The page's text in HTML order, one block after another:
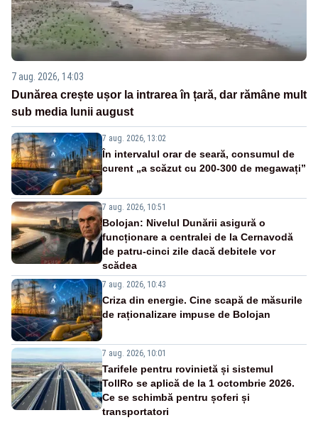
7 aug. 2026, 14:03
Dunărea crește ușor la intrarea în țară, dar rămâne mult
sub media lunii august
7 aug. 2026, 13:02
În intervalul orar de seară, consumul de
curent „a scăzut cu 200-300 de megawați”
7 aug. 2026, 10:51
Bolojan: Nivelul Dunării asigură o
funcționare a centralei de la Cernavodă
de patru-cinci zile dacă debitele vor
scădea
7 aug. 2026, 10:43
Criza din energie. Cine scapă de măsurile
de raționalizare impuse de Bolojan
7 aug. 2026, 10:01
Tarifele pentru rovinietă și sistemul
TollRo se aplică de la 1 octombrie 2026.
Ce se schimbă pentru șoferi și
transportatori